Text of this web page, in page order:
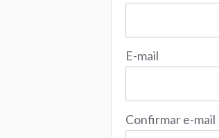
E-mail
Confirmar e-mail